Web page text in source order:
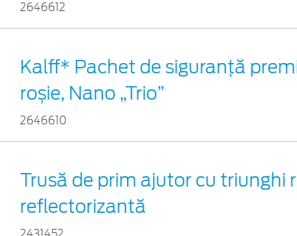
2646612
Kalff* Pachet de siguranţă
roșie, Nano „Trio”
2646610
Trusă de prim ajutor cu triunghi
reflectorizantă